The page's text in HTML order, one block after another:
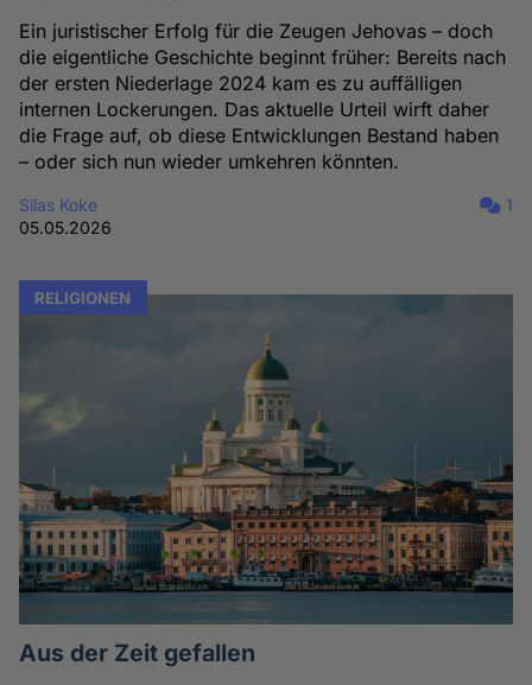
Ein juristischer Erfolg für die Zeugen Jehovas – doch
die eigentliche Geschichte beginnt früher: Bereits nach
der ersten Niederlage 2024 kam es zu auffälligen
internen Lockerungen. Das aktuelle Urteil wirft daher
die Frage auf, ob diese Entwicklungen Bestand haben
– oder sich nun wieder umkehren könnten.
Silas Koke
05.05.2026
1
RELIGIONEN
Aus der Zeit gefallen